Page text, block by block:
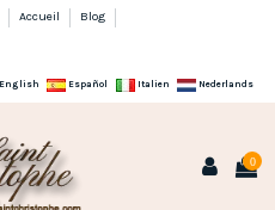
Accueil Blog
English Español Italien Nederlands
0